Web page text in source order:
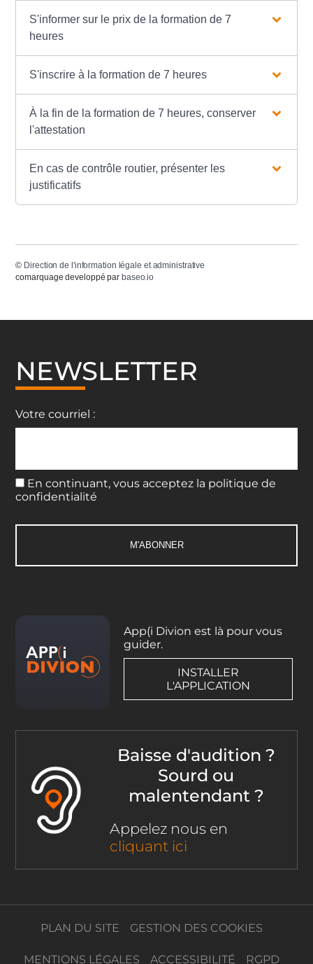
S'informer sur le prix de la formation de 7
heures
S'inscrire à la formation de 7 heures
À la fin de la formation de 7 heures, conserver
l'attestation
En cas de contrôle routier, présenter les
justificatifs
© Direction de l'information légale et administrative
comarquage developpé par baseo.io
NEWSLETTER
Votre courriel :
En continuant, vous acceptez la politique de
confidentialité
App(i Divion est là pour vous
guider.
INSTALLER
L'APPLICATION
Baisse d'audition ?
Sourd ou
malentendant ?
Appelez nous en
cliquant ici
PLAN DU SITE GESTION DES COOKIES
MENTIONS LÉGALES ACCESSIBILITÉ RGPD